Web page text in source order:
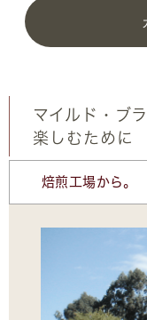
マイルド・ブ
楽しむために
焙煎工場から。